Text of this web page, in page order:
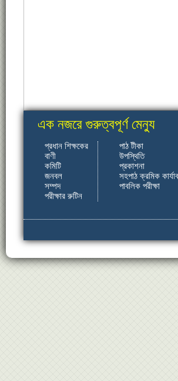
এক নজরে গুরুত্বপূর্ণ মেন্যু
প্রধান শিক্ষকের
বাণী
কমিটি
জনবল
সম্পদ
পরীক্ষার রুটিন
পাঠ টীকা
উপস্থিতি
প্রকাশনা
সহপাঠ ক্রমিক
পাবলিক পরীক্ষা